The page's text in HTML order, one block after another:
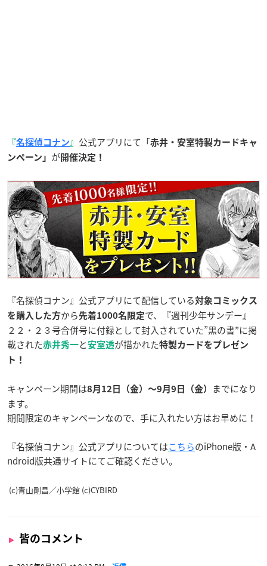
『名探偵コナン 』 公式アプリにて「赤井・安室特製カードキャ
ンペーン」 が 開催決定！
『名探偵コナン』公式アプリにて配信している対象コミックス
を購入した方から先着1000名限定で、『週刊少年サンデー』
２２・２３号合併号に付録として封入されていた”黒の書”に掲
載された赤井秀一と安室透が描かれた特製カードをプレゼン
ト！
キャンペーン期間は8月12日（金）〜9月9日（金）
までになり
ます。
期間限定のキャンペーンなので、手に入れたい方はお早めに！
『名探偵コナン』公式アプリについてはこちらのiPhone版・A
ndroid版共通サイトにてご確認ください。
(c)青山剛昌／小学館 (c)CYBIRD
皆のコメント